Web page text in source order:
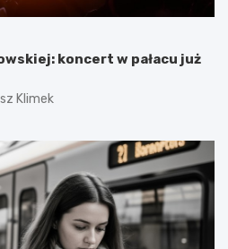
koncert w pałacu już
Klimek